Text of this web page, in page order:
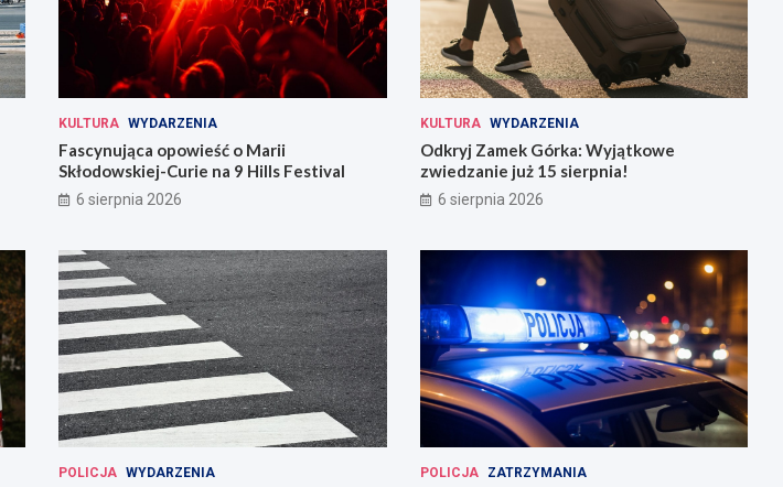
KULTURA WYDARZENIA
Fascynująca opowieść o Marii
Skłodowskiej-Curie na 9 Hills Festival
6 sierpnia 2026
KULTURA WYDARZENIA
Odkryj Zamek Górka: Wyjątkowe
zwiedzanie już 15 sierpnia!
6 sierpnia 2026
POLICJA WYDARZENIA POLICJA ZATRZYMANIA